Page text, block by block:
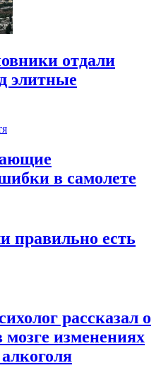
отдали
элитные
в самолете
правильно есть
рассказал о
изменениях